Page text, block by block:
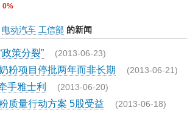
0%
电动汽车 工信部 的新闻
策分裂” (2013-06-23)
粉项目停批两年而非长期 (2013-06-21)
手雅士利 (2013-06-20)
质量行动方案 5股受益 (2013-06-18)